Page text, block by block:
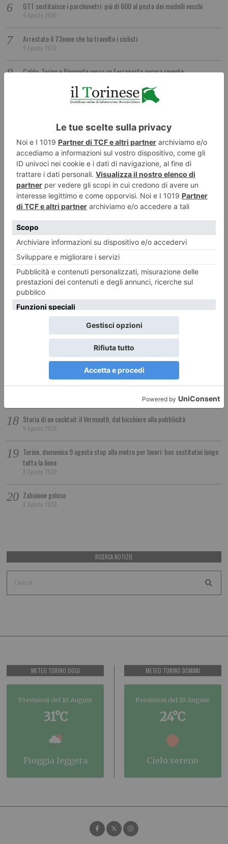
GTT sostituisce i parchimetri: più di 600 al posto dei modelli vecchi
9 Agosto 2026
Arrestato il 73enne che ha travolto i ciclisti
9 Agosto 2026
Caldo, Torino e Piemonte verso un Ferragosto ancora rovente
Tutti i gusti del mondo a Terra Madre Salone del Gusto Tra poco più di un
9 Agosto 2026
“Davide Toffolo, Parola di Pasolini”
9 Agosto 2026
La rubrica della domenica di Pier Franco Quaglieni
9 Agosto 2026
Artigianato piemontese, segnali di ripresa nel terzo trimestre ma i saldi
restano negativi
9 Agosto 2026
Gallerie d’Italia gratis a Ferragosto
9 Agosto 2026
La Cisl vince. Basta conflitti
9 Agosto 2026
Ultima prova del Campionato Mondiale BikeTrial B.I.U.
Strisce blu e ZTL, non si paga dal 10 al 23 agosto
9 Agosto 2026
Sapore d’Oriente nel piatto: straccetti speciali di pollo
Storia di un cocktail: il Vermouth, dal bicchiere alla pubblicità
9 Agosto 2026
Torino, domenica 9 agosto stop alla metro per lavori: bus sostitutivi lungo
tutta la linea
8 Agosto 2026
Zabaione goloso
8 Agosto 2026
RICERCA NOTIZIE
METEO TORINO OGGI
Previsioni del 10 August
31°C
pioggia leggera
METEO TORINO DOMANI
Previsioni del 10 August
24°C
cielo sereno